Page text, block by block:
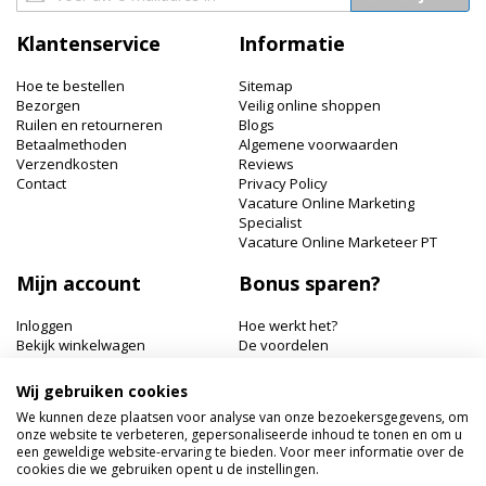
u
onze
Klantenservice
Hoe te bestellen
Bezorgen
Ruilen en retourneren
Betaalmethoden
Verzendkosten
Contact
Informatie
Sitemap
Veilig online shoppen
Blogs
Algemene voorwaarden
Reviews
Privacy Policy
Vacature Online Marketing
Specialist
Vacature Online Marketeer PT
Mijn account
Inloggen
Bekijk winkelwagen
Bonus sparen?
Hoe werkt het?
De voordelen
Hairworldshop.nl
Havik 41, 3811 EX Amersfoort
+31 033 462 41 40
Wij gebruiken cookies
We kunnen deze plaatsen voor analyse van onze bezoekersgegevens, om
onze website te verbeteren, gepersonaliseerde inhoud te tonen en om u
een geweldige website-ervaring te bieden. Voor meer informatie over de
cookies die we gebruiken opent u de instellingen.